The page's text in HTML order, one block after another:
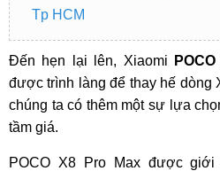
Tp HCM
Đến hẹn lại lên, Xiaomi
được trình làng để thay hế dòng
chúng ta có thêm một sự lựa
tầm giá.
POCO X8 Pro Max được